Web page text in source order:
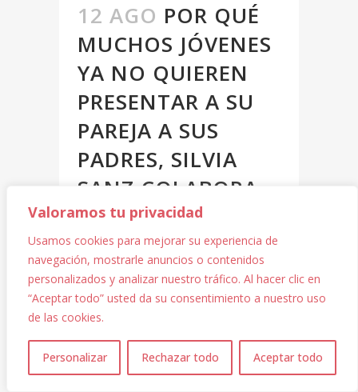
Valoramos tu privacidad
Usamos cookies para mejorar su experiencia de
navegación, mostrarle anuncios o contenidos
personalizados y analizar nuestro tráfico. Al hacer clic en
“Aceptar todo” usted da su consentimiento a nuestro uso
de las cookies.
Personalizar Rechazar todo Aceptar todo
12 AGO POR QUÉ
MUCHOS JÓVENES
YA NO QUIEREN
PRESENTAR A SU
PAREJA A SUS
PADRES, SILVIA
SANZ COLABORA
EN ABC BIENESTAR
Posted at 03:46hinABC
Bienestar,Colaboraciones en
medios
Cuando termina una relación, hay
personas que se quedan
atrapadas en un bucle de
recuerdos positivos del principio,